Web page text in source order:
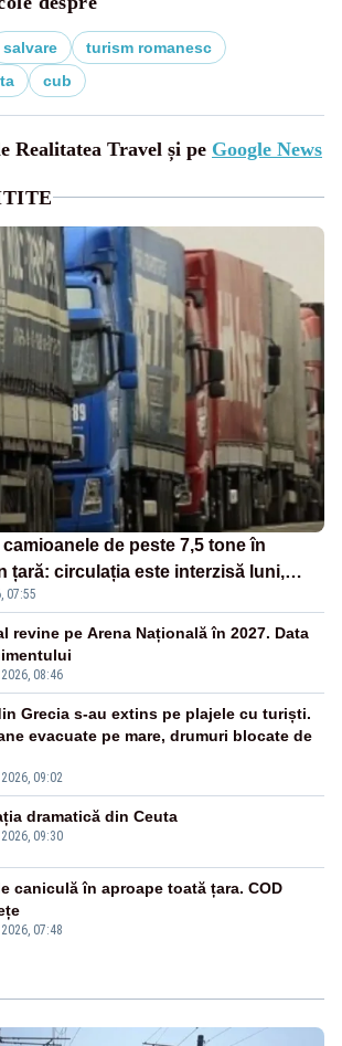
salvare
turism romanesc
cub
Realitatea Travel și pe Google News
de peste 7,5 tone în
țară: circulația este interzisă luni,
20:00
07:55
08:46
revine pe Arena Națională în 2027. Data
09:02
Grecia s-au extins pe plajele cu turiști.
evacuate pe mare, drumuri blocate de
09:30
dramatică din Ceuta
07:48
caniculă în aproape toată țara. COD